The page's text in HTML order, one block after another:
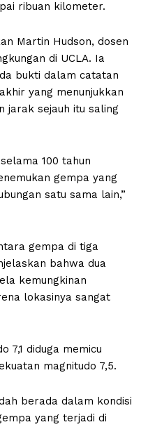
ribuan kilometer.
Martin Hudson, dosen
di UCLA. Ia
bukti dalam catatan
yang menunjukkan
jarak sejauh itu saling
100 tahun
gempa yang
satu sama lain,”
gempa di tiga
bahwa dua
kemungkinan
lokasinya sangat
7,1 diduga memicu
magnitudo 7,5.
berada dalam kondisi
yang terjadi di